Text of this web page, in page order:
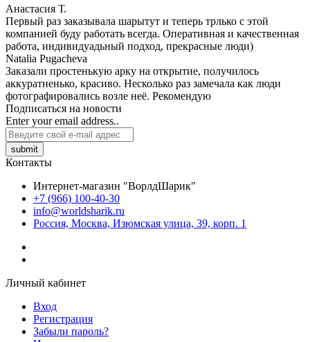
Анастасия Т.
Первый раз заказывала шарытут и теперь трлько с этой
компанией буду работать всегда. Оперативная и качественная
работа, индивидуадьный подход, прекрасные люди)
Natalia Pugacheva
Заказали простенькую арку на открытие, получилось
аккуратненько, красиво. Несколько раз замечала как люди
фотографировались возле неё. Рекомендую
Подписаться на новости
Enter your email address..
submit
Контакты
Интернет-магазин "ВорлдШарик"
+7 (966) 100-40-30
info@worldsharik.ru
Россия, Москва, Изюмская улица, 39, корп. 1
Личный кабинет
Вход
Регистрация
Забыли пароль?